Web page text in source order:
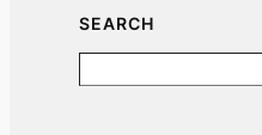
SEARCH